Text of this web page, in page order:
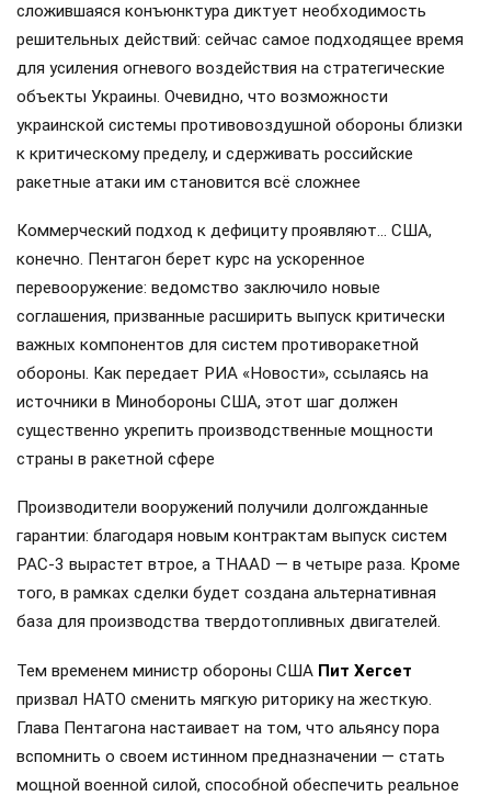
сложившаяся конъюнктура диктует необходимость
решительных действий: сейчас самое подходящее время
для усиления огневого воздействия на стратегические
объекты Украины. Очевидно, что возможности
украинской системы противовоздушной обороны близки
к критическому пределу, и сдерживать российские
ракетные атаки им становится всё сложнее
Коммерческий подход к дефициту проявляют… США,
конечно. Пентагон берет курс на ускоренное
перевооружение: ведомство заключило новые
соглашения, призванные расширить выпуск критически
важных компонентов для систем противоракетной
обороны. Как передает РИА «Новости», ссылаясь на
источники в Минобороны США, этот шаг должен
существенно укрепить производственные мощности
страны в ракетной сфере
Производители вооружений получили долгожданные
гарантии: благодаря новым контрактам выпуск систем
PAC-3 вырастет втрое, а THAAD — в четыре раза. Кроме
того, в рамках сделки будет создана альтернативная
база для производства твердотопливных двигателей.
Тем временем министр обороны США Пит Хегсет
призвал НАТО сменить мягкую риторику на жесткую.
Глава Пентагона настаивает на том, что альянсу пора
вспомнить о своем истинном предназначении — стать
мощной военной силой, способной обеспечить реальное